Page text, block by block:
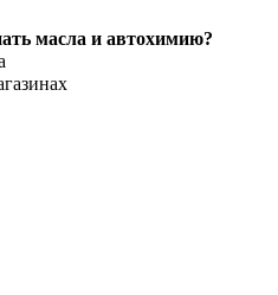
масла и автохимию?